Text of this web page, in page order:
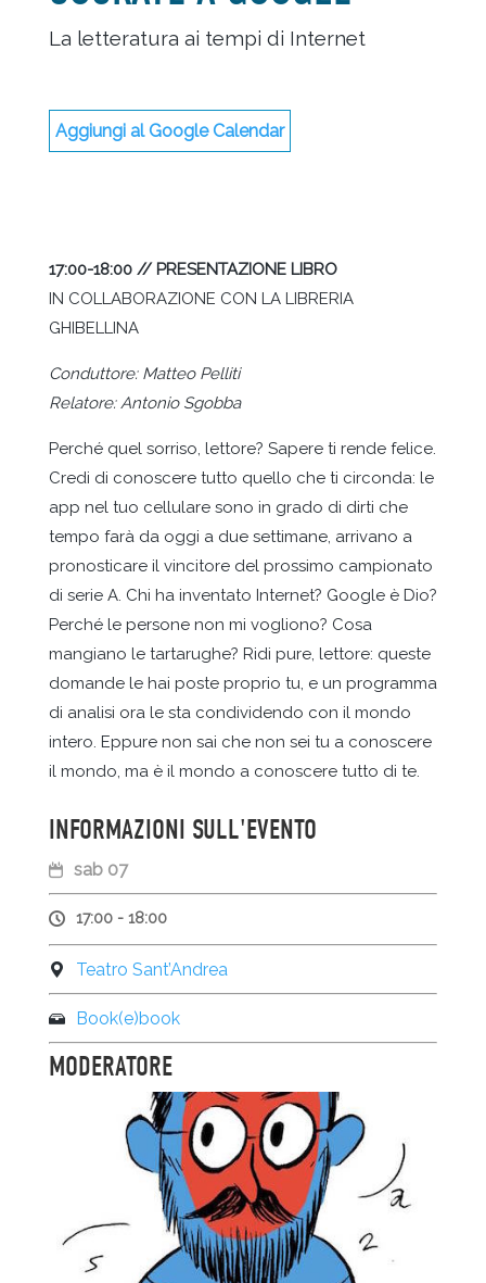
La letteratura ai tempi di Internet
Aggiungi al Google Calendar
17:00-18:00 // PRESENTAZIONE LIBRO
IN COLLABORAZIONE CON LA LIBRERIA
GHIBELLINA
Conduttore: Matteo Pelliti
Relatore: Antonio Sgobba
Perché quel sorriso, lettore? Sapere ti rende felice.
Credi di conoscere tutto quello che ti circonda: le
app nel tuo cellulare sono in grado di dirti che
tempo farà da oggi a due settimane, arrivano a
pronosticare il vincitore del prossimo campionato
di serie A. Chi ha inventato Internet? Google è Dio?
Perché le persone non mi vogliono? Cosa
mangiano le tartarughe? Ridi pure, lettore: queste
domande le hai poste proprio tu, e un programma
di analisi ora le sta condividendo con il mondo
intero. Eppure non sai che non sei tu a conoscere
il mondo, ma è il mondo a conoscere tutto di te.
INFORMAZIONI SULL'EVENTO
sab 07
17:00 - 18:00
Teatro Sant’Andrea
Book(e)book
MODERATORE